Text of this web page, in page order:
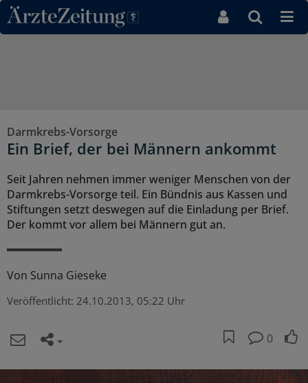
Direkt zum Inhaltsbereich
Darmkrebs-Vorsorge
Ein Brief, der bei Männern ankommt
Seit Jahren nehmen immer weniger Menschen von der
Darmkrebs-Vorsorge teil. Ein Bündnis aus Kassen und
Stiftungen setzt deswegen auf die Einladung per Brief.
Der kommt vor allem bei Männern gut an.
Von Sunna Gieseke
Veröffentlicht: 24.10.2013, 05:22 Uhr
0